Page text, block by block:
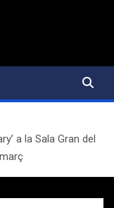
a la Sala Gran del